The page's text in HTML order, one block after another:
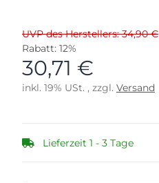
UVP des Herstellers: 34,90 €
Rabatt: 12%
30,71 €
inkl. 19% USt. , zzgl. Versand
Lieferzeit 1 - 3 Tage